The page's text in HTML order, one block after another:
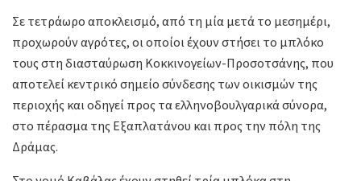
Σε τετράωρο αποκλεισμό, από τη μία μετά το μεσημέρι,
προχωρούν αγρότες, οι οποίοι έχουν στήσει το μπλόκο
τους στη διασταύρωση Κοκκινογείων-Προσοτσάνης, που
αποτελεί κεντρικό σημείο σύνδεσης των οικισμών της
περιοχής και οδηγεί προς τα ελληνοβουλγαρικά σύνορα,
στο πέρασμα της Εξαπλατάνου και προς την πόλη της
Δράμας.